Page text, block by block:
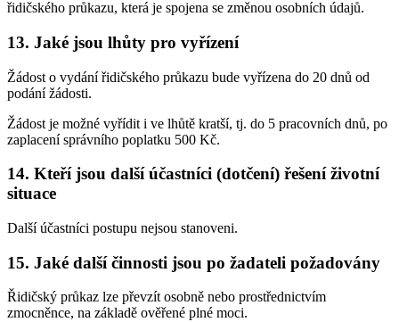
řidičského průkazu, která je spojena se změnou osobních údajů.
13. Jaké jsou lhůty pro vyřízení
Žádost o vydání řidičského průkazu bude vyřízena do 20 dnů od
podání žádosti.
Žádost je možné vyřídit i ve lhůtě kratší, tj. do 5 pracovních dnů, po
zaplacení správního poplatku 500 Kč.
14. Kteří jsou další účastníci (dotčení) řešení životní
situace
Další účastníci postupu nejsou stanoveni.
15. Jaké další činnosti jsou po žadateli požadovány
Řidičský průkaz lze převzít osobně nebo prostřednictvím
zmocněnce, na základě ověřené plné moci.